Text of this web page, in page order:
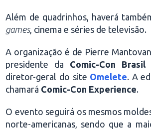
Além de quadrinhos, haverá
games, cinema e séries de televisão.
A organização é de Pierre
presidente da Comic-Con Brasil
diretor-geral do site Omelete. A
chamará Comic-Con Experience.
O evento seguirá os mesmos
norte-americanas, sendo que a